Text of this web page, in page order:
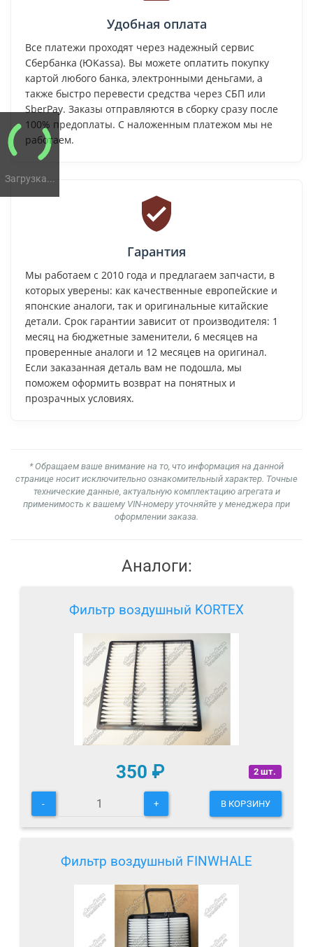
Загрузка...
Удобная оплата
Все платежи проходят через надежный сервис
Сбербанка (ЮKassa). Вы можете оплатить покупку
картой любого банка, электронными деньгами, а
также быстро перевести средства через СБП или
SberPay. Заказы отправляются в сборку сразу после
100% предоплаты. С наложенным платежом мы не
работаем.
Гарантия
Мы работаем с 2010 года и предлагаем запчасти, в
которых уверены: как качественные европейские и
японские аналоги, так и оригинальные китайские
детали. Срок гарантии зависит от производителя: 1
месяц на бюджетные заменители, 6 месяцев на
проверенные аналоги и 12 месяцев на оригинал.
Если заказанная деталь вам не подошла, мы
поможем оформить возврат на понятных и
прозрачных условиях.
* Обращаем ваше внимание на то, что информация на данной
странице носит исключительно ознакомительный характер. Точные
технические данные, актуальную комплектацию агрегата и
применимость к вашему VIN-номеру уточняйте у менеджера при
оформлении заказа.
Аналоги:
Фильтр воздушный KORTEX
2 шт.
350 ₽
- + В КОРЗИНУ
Фильтр воздушный FINWHALE